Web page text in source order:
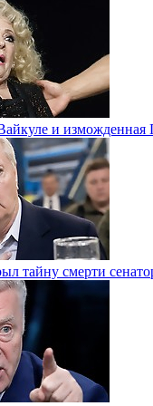
и изможденная
тайну смерти